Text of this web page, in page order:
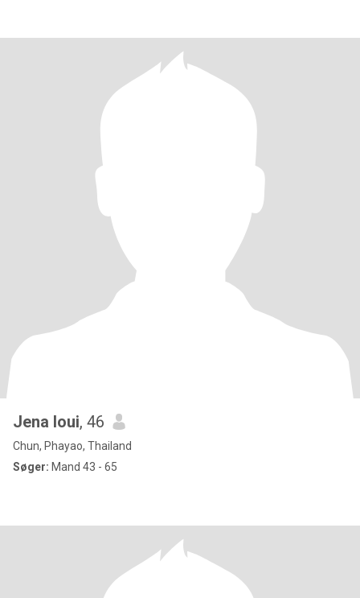
Jena loui, 46
Chun, Phayao, Thailand
Søger: Mand 43 - 65